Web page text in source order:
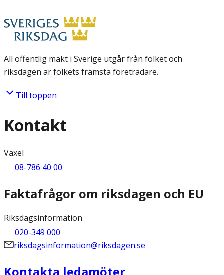
All offentlig makt i Sverige utgår från folket och
riksdagen är folkets främsta företrädare.
Till toppen
Kontakt
Växel
08-786 40 00
Faktafrågor om riksdagen och EU
Riksdagsinformation
020-349 000
riksdagsinformation@riksdagen.se
Kontakta ledamöter